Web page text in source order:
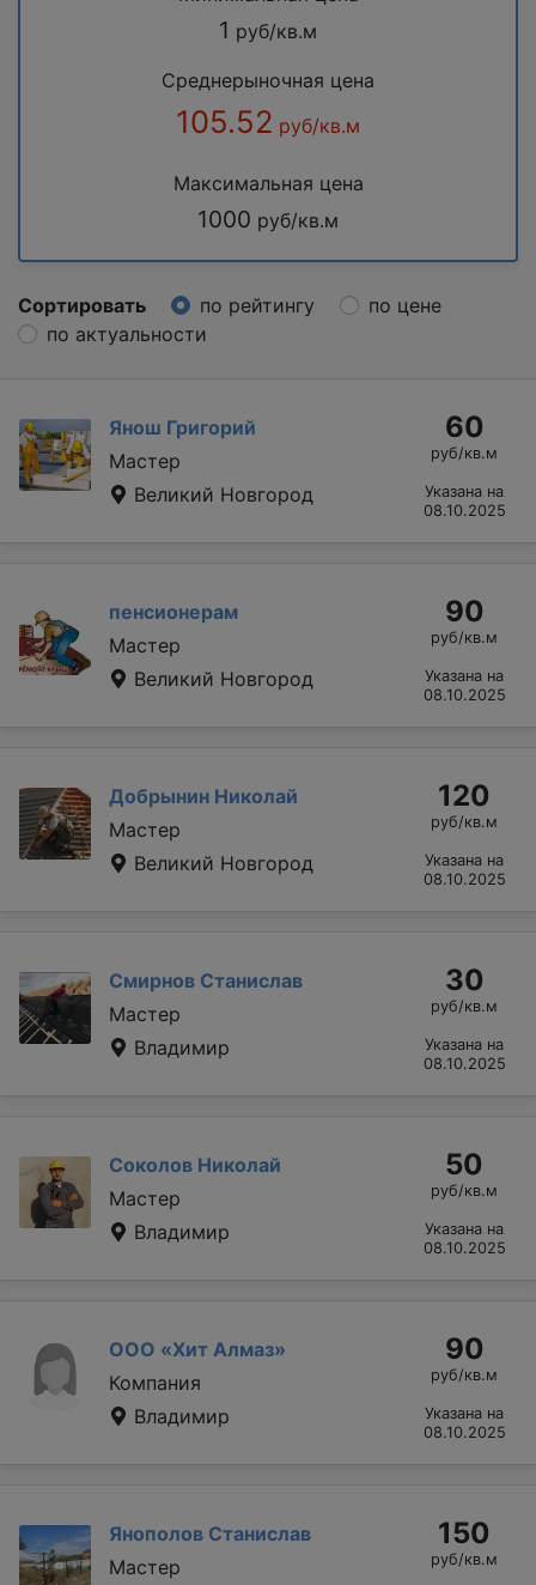
1 руб/кв.м
Среднерыночная цена
105.52 руб/кв.м
Максимальная цена
1000 руб/кв.м
Сортировать по рейтингу
по цене
по актуальности
Янош Григорий
Мастер
Великий Новгород
60
руб/кв.м
Указана на
08.10.2025
пенсионерам
Мастер
Великий Новгород
90
руб/кв.м
Указана на
08.10.2025
Добрынин Николай
Мастер
Великий Новгород
120
руб/кв.м
Указана на
08.10.2025
Смирнов Станислав
Мастер
Владимир
30
руб/кв.м
Указана на
08.10.2025
Соколов Николай
Мастер
Владимир
50
руб/кв.м
Указана на
08.10.2025
ООО «Хит Алмаз»
Компания
Владимир
90
руб/кв.м
Указана на
08.10.2025
Янополов Станислав
Мастер
150
руб/кв.м